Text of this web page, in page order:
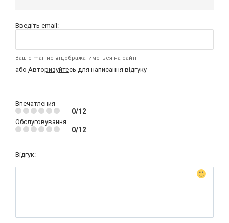
Введіть email:
Ваш e-mail не відображатиметься на сайті
або Авторизуйтесь для написання відгуку
Впечатления
0/12
Обслуговування
0/12
Відгук: